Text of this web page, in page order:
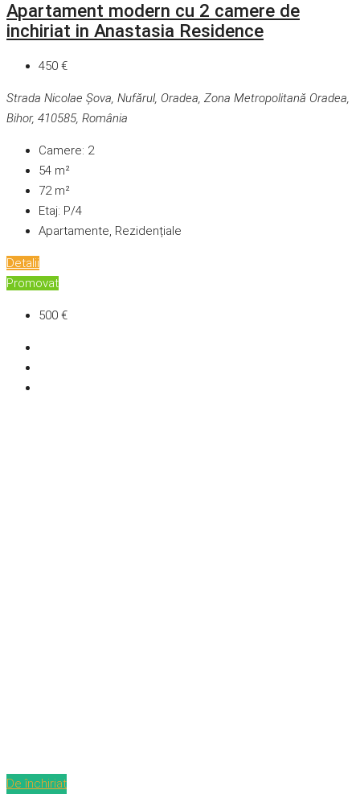
Apartament modern cu 2 camere de
inchiriat in Anastasia Residence
450 €
Strada Nicolae Șova, Nufărul, Oradea, Zona Metropolitană Oradea,
Bihor, 410585, România
Camere: 2
54 m²
72m²
Etaj: P/4
Apartamente, Rezidențiale
Detalii
Promovat
500 €
De închiriat